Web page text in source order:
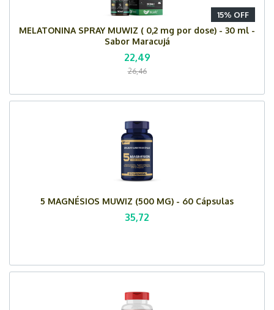
15% OFF
MELATONINA SPRAY MUWIZ ( 0,2 mg por dose) - 30 ml -
Sabor Maracujá
22,49
26,46
5 MAGNÉSIOS MUWIZ (500 MG) - 60 Cápsulas
35,72